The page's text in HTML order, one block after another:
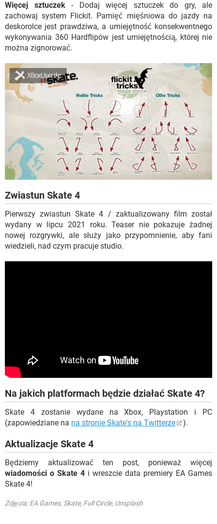
Więcej sztuczek- Dodaj więcej sztuczek do gry, ale
zachowaj system Flickit. Pamięć mięśniowa do jazdy na
deskorolce jest prawdziwa, a umiejętność konsekwentnego
wykonywania 360 Hardflipów jest umiejętnością, której nie
można zignorować.
Zwiastun Skate 4
Pierwszy zwiastun Skate 4 / zaktualizowany film został
wydany w lipcu 2021 roku. Teaser nie pokazuje żadnej
nowej rozgrywki, ale służy jako przypomnienie, aby fani
wiedzieli, nad czym pracuje studio.
Na jakich platformach będzie działać Skate 4?
Skate 4 zostanie wydane na Xbox, Playstation i PC
(zapowiedziane na na stronie Skate's na Twitterze ).
Aktualizacje Skate 4
Będziemy aktualizować ten post, ponieważ więcej
wiadomości o Skate 4 i wreszcie data premiery EA Games
Skate 4!
Zdjęcia: EA Games, Skate, Full Circle, Unsplash